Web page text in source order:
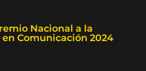
Nacional a la
en Comunicación 2024